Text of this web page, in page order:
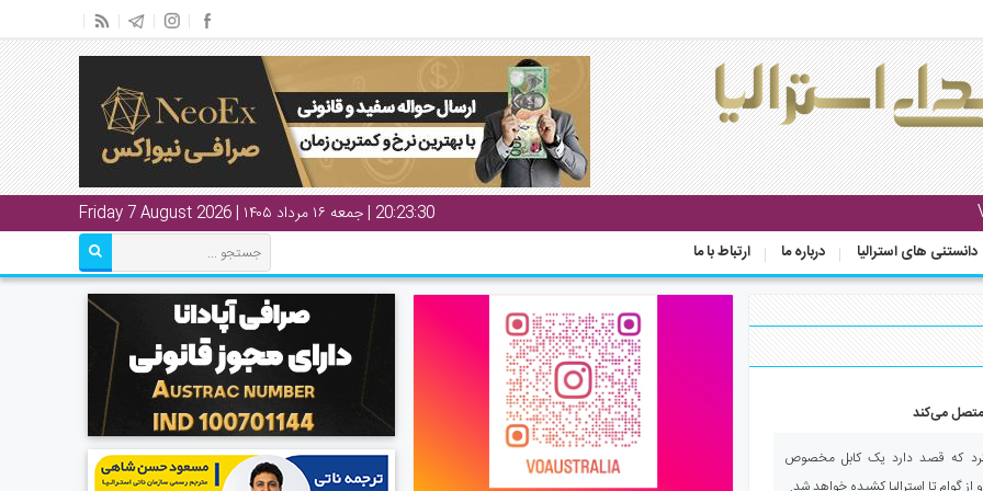
20:23:31 | جمعه ۱۶ مرداد ۱۴۰۵ | Friday 7 August 2026
دانستنی های استرالیا درباره ما ارتباط با ما
متصل می‌کند
کرد که قصد دارد یک کابل مخصوص